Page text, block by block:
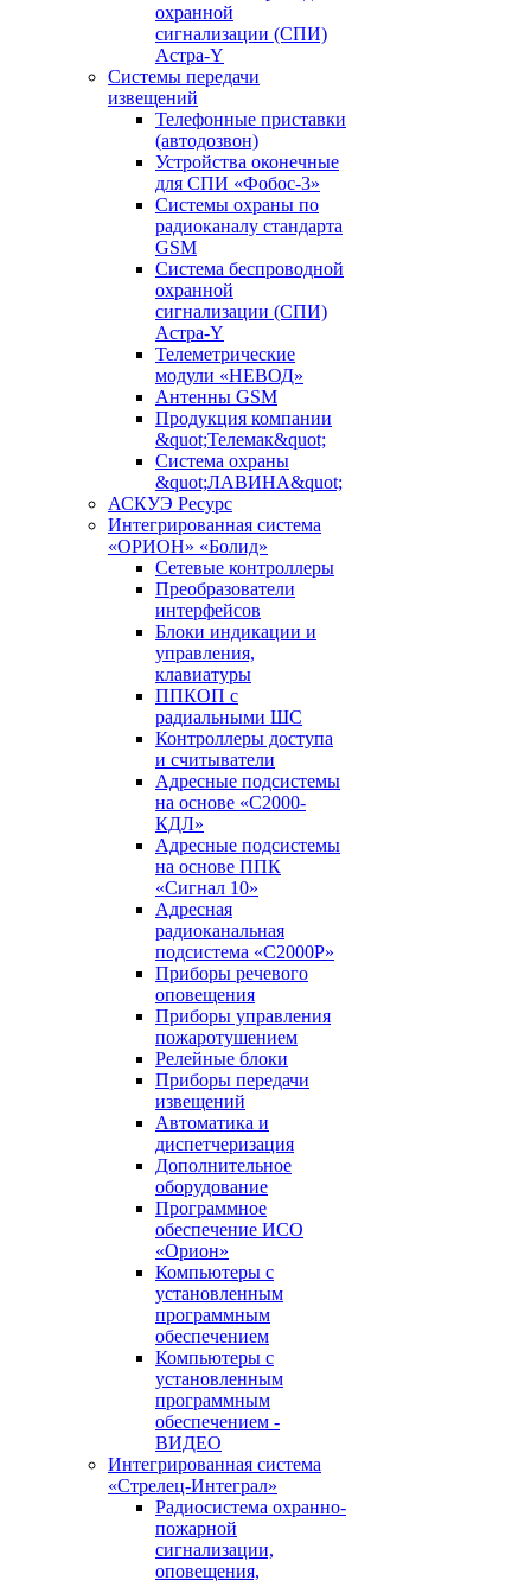
охранной
сигнализации (СПИ)
Астра-Y
Системы передачи
извещений
Телефонные приставки
(автодозвон)
Устройства оконечные
для СПИ «Фобос-3»
Системы охраны по
радиоканалу стандарта
GSM
Система беспроводной
охранной
сигнализации (СПИ)
Астра-Y
Телеметрические
модули «НЕВОД»
Антенны GSM
Продукция компании
&quot;Телемак&quot;
Система охраны
&quot;ЛАВИНА&quot;
АСКУЭ Ресурс
Интегрированная система
«ОРИОН» «Болид»
Сетевые контроллеры
Преобразователи
интерфейсов
Блоки индикации и
управления,
клавиатуры
ППКОП с
радиальными ШС
Контроллеры доступа
и считыватели
Адресные подсистемы
на основе «С2000-
КДЛ»
Адресные подсистемы
на основе ППК
«Сигнал 10»
Адресная
радиоканальная
подсистема «С2000Р»
Приборы речевого
оповещения
Приборы управления
пожаротушением
Релейные блоки
Приборы передачи
извещений
Автоматика и
диспетчеризация
Дополнительное
оборудование
Программное
обеспечение ИСО
«Орион»
Компьютеры с
установленным
программным
обеспечением
Компьютеры с
установленным
программным
обеспечением -
ВИДЕО
Интегрированная система
«Стрелец-Интеграл»
Радиосистема охранно-
пожарной
сигнализации,
оповещения,